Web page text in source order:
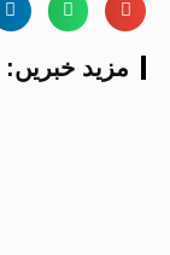
:مزید خبریں